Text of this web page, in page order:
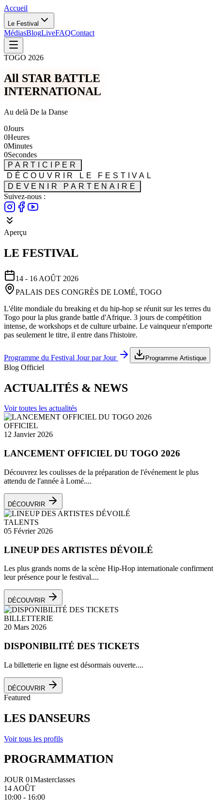
Accueil
Le Festival
MédiasBlogLiveFAQContact
TOGO 2026
All STAR BATTLE
INTERNATIONAL
Au delà De la Danse
0Jours
0Heures
0Minutes
0Secondes
PARTICIPER
DÉCOUVRIR LE FESTIVAL
DEVENIR PARTENAIRE
Suivez-nous :
Aperçu
LE FESTIVAL
14 - 16 AOÛT 2026
PALAIS DES CONGRÈS DE LOMÉ, TOGO
L'élite mondiale du breaking et du hip-hop se réunit sur les terres du
Togo pour la plus grande battle d'Afrique. 3 jours de compétition
intense, de workshops et de culture urbaine. Le vainqueur n'emporte
pas seulement le titre, il entre dans l'histoire.
Programme du Festival Jour par Jour Programme Artistique
Blog Officiel
ACTUALITÉS & NEWS
Voir toutes les actualités
OFFICIEL
12 Janvier 2026
LANCEMENT OFFICIEL DU TOGO 2026
Découvrez les coulisses de la préparation de l'événement le plus
attendu de l'année à Lomé....
DÉCOUVRIR
TALENTS
05 Février 2026
LINEUP DES ARTISTES DÉVOILÉ
Les plus grands noms de la scène Hip-Hop internationale confirment
leur présence pour le festival....
DÉCOUVRIR
BILLETTERIE
20 Mars 2026
DISPONIBILITÉ DES TICKETS
La billetterie en ligne est désormais ouverte....
DÉCOUVRIR
Featured
LES DANSEURS
Voir tous les profils
PROGRAMMATION
JOUR 01Masterclasses
14 AOÛT
10:00 - 16:00